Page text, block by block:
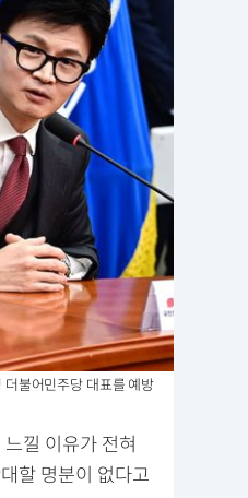
불어민주당 대표를 예방
낄 이유가 전혀
할 명분이 없다고